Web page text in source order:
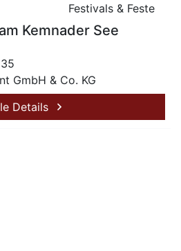
Festivals & Feste
Kemnader See
GmbH & Co. KG
Details